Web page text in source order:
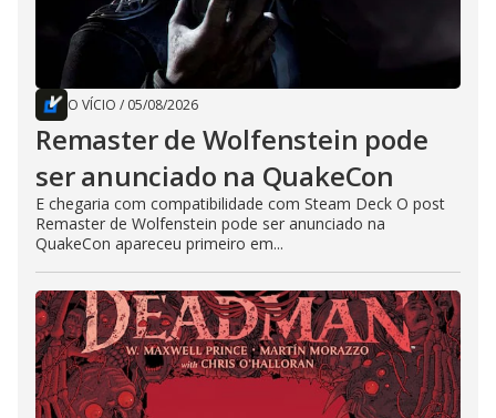
O VÍCIO / 05/08/2026
Remaster de Wolfenstein pode
ser anunciado na QuakeCon
E chegaria com compatibilidade com Steam Deck O post
Remaster de Wolfenstein pode ser anunciado na
QuakeCon apareceu primeiro em...